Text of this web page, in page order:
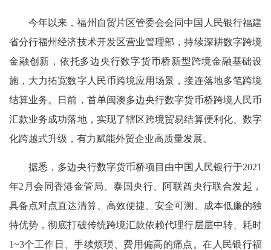
今年以来，福州自贸片区管委会会同中国人民银行福建
省分行福州经济技术开发区营业管理部，持续深耕数字跨境
金融创新，依托多边央行数字货币桥新型跨境金融基础设
施，大力拓宽数字人民币跨境应用场景，接连落地多笔跨境
结算业务。日前，首单闽澳多边央行数字货币桥跨境人民币
汇款业务成功落地，实现了辖区跨境贸易结算便利化、数字
化跨越式升级，有力赋能外贸企业高质量发展。
据悉，多边央行数字货币桥项目由中国人民银行于2021
年2月会同香港金管局、泰国央行、阿联酋央行联合发起，
具备点对点直达清算、高效便捷、安全可溯、成本低廉的独
特优势，彻底打破传统跨境汇款依赖代理行层层中转、耗时
1~3个工作日、手续烦琐、费用偏高的痛点。在人民银行福